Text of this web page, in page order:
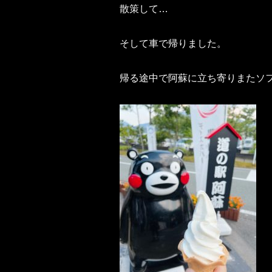
散策して…
そして車で帰りました。
帰る途中で阿蘇に立ち寄りまたソ